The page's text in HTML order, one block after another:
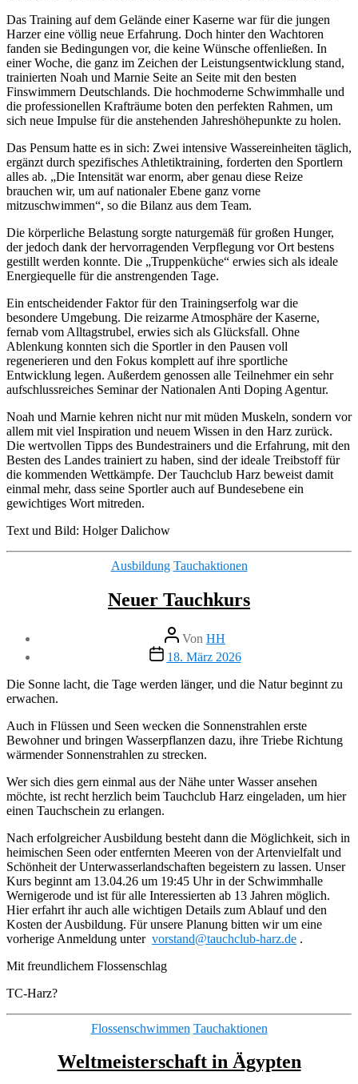
Das Training auf dem Gelände einer Kaserne war für die jungen
Harzer eine völlig neue Erfahrung. Doch hinter den Wachtoren
fanden sie Bedingungen vor, die keine Wünsche offenließen. In
einer Woche, die ganz im Zeichen der Leistungsentwicklung stand,
trainierten Noah und Marnie Seite an Seite mit den besten
Finswimmern Deutschlands. Die hochmoderne Schwimmhalle und
die professionellen Krafträume boten den perfekten Rahmen, um
sich neue Impulse für die anstehenden Jahreshöhepunkte zu holen.
Das Pensum hatte es in sich: Zwei intensive Wassereinheiten täglich,
ergänzt durch spezifisches Athletiktraining, forderten den Sportlern
alles ab. „Die Intensität war enorm, aber genau diese Reize
brauchen wir, um auf nationaler Ebene ganz vorne
mitzuschwimmen“, so die Bilanz aus dem Team.
Die körperliche Belastung sorgte naturgemäß für großen Hunger,
der jedoch dank der hervorragenden Verpflegung vor Ort bestens
gestillt werden konnte. Die „Truppenküche“ erwies sich als ideale
Energiequelle für die anstrengenden Tage.
Ein entscheidender Faktor für den Trainingserfolg war die
besondere Umgebung. Die reizarme Atmosphäre der Kaserne,
fernab vom Alltagstrubel, erwies sich als Glücksfall. Ohne
Ablenkung konnten sich die Sportler in den Pausen voll
regenerieren und den Fokus komplett auf ihre sportliche
Entwicklung legen. Außerdem genossen alle Teilnehmer ein sehr
aufschlussreiches Seminar der Nationalen Anti Doping Agentur.
Noah und Marnie kehren nicht nur mit müden Muskeln, sondern vor
allem mit viel Inspiration und neuem Wissen in den Harz zurück.
Die wertvollen Tipps des Bundestrainers und die Erfahrung, mit den
Besten des Landes trainiert zu haben, sind der ideale Treibstoff für
die kommenden Wettkämpfe. Der Tauchclub Harz beweist damit
einmal mehr, dass seine Sportler auch auf Bundesebene ein
gewichtiges Wort mitreden.
Text und Bild: Holger Dalichow
Kategorien
Ausbildung Tauchaktionen
Neuer Tauchkurs
Beitragsautor
Von HH
Veröffentlichungsdatum
18. März 2026
Die Sonne lacht, die Tage werden länger, und die Natur beginnt zu
erwachen.
Auch in Flüssen und Seen wecken die Sonnenstrahlen erste
Bewohner und bringen Wasserpflanzen dazu, ihre Triebe Richtung
wärmender Sonnenstrahlen zu strecken.
Wer sich dies gern einmal aus der Nähe unter Wasser ansehen
möchte, ist recht herzlich beim Tauchclub Harz eingeladen, um hier
einen Tauchschein zu erlangen.
Nach erfolgreicher Ausbildung besteht dann die Möglichkeit, sich in
heimischen Seen oder entfernten Meeren von der Artenvielfalt und
Schönheit der Unterwasserlandschaften begeistern zu lassen. Unser
Kurs beginnt am 13.04.26 um 19:45 Uhr in der Schwimmhalle
Wernigerode und ist für alle Interessierten ab 13 Jahren möglich.
Hier erfahrt ihr auch alle wichtigen Details zum Ablauf und den
Kosten der Ausbildung. Für unsere Planung bitten wir um eine
vorherige Anmeldung unter vorstand@tauchclub-harz.de .
Mit freundlichem Flossenschlag
TC-Harz?
Kategorien
Flossenschwimmen Tauchaktionen
Weltmeisterschaft in Ägypten